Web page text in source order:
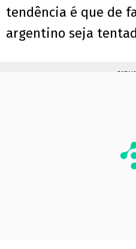
tendência é que de
argentino seja